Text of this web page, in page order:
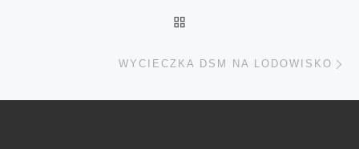
WYCIECZKA DSM NA LODOWISKO